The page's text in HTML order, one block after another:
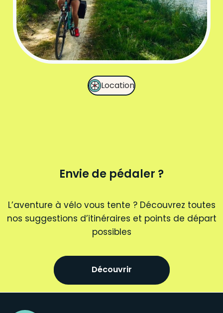
Location
Envie de pédaler ?
L’aventure à vélo vous tente ? Découvrez toutes
nos suggestions d’itinéraires et points de départ
possibles
Découvrir